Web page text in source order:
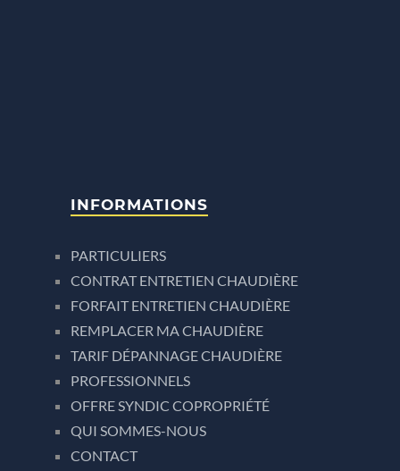
INFORMATIONS
PARTICULIERS
CONTRAT ENTRETIEN CHAUDIÈRE
FORFAIT ENTRETIEN CHAUDIÈRE
REMPLACER MA CHAUDIÈRE
TARIF DÉPANNAGE CHAUDIÈRE
PROFESSIONNELS
OFFRE SYNDIC COPROPRIÉTÉ
QUI SOMMES-NOUS
CONTACT